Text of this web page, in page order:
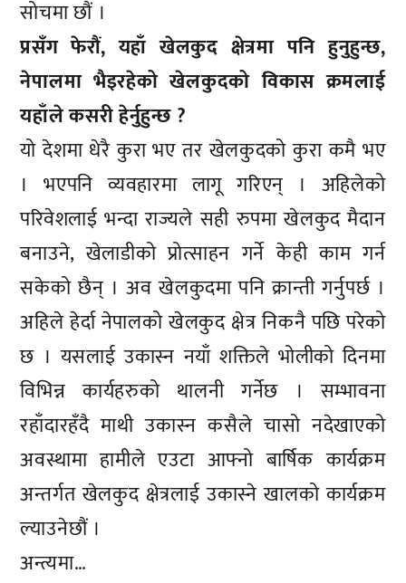
सोचमा छौं ।
प्रसँग फेरौं, यहाँ खेलकुद क्षेत्रमा पनि हुनुहुन्छ,
नेपालमा भैइरहेको खेलकुदको विकास क्रमलाई
यहाँले कसरी हेर्नुहुन्छ ?
यो देशमा धेरै कुरा भए तर खेलकुदको कुरा कमै भए
। भएपनि व्यवहारमा लागू गरिएन् । अहिलेको
परिवेशलाई भन्दा राज्यले सही रुपमा खेलकुद मैदान
बनाउने, खेलाडीको प्रोत्साहन गर्ने केही काम गर्न
सकेको छैन् । अव खेलकुदमा पनि क्रान्ती गर्नुपर्छ ।
अहिले हेर्दा नेपालको खेलकुद क्षेत्र निकनै पछि परेको
छ । यसलाई उकास्न नयाँ शक्तिले भोलीको दिनमा
विभिन्न कार्यहरुको थालनी गर्नेछ । सम्भावना
रहाँदारहँदै माथी उकास्न कसैले चासो नदेखाएको
अवस्थामा हामीले एउटा आफ्नो बार्षिक कार्यक्रम
अन्तर्गत खेलकुद क्षेत्रलाई उकास्ने खालको कार्यक्रम
ल्याउनेछौं ।
अन्त्यमा…